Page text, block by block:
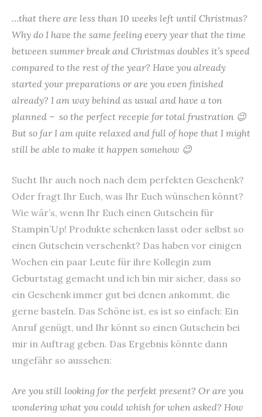
…that there are less than 10 weeks left until Christmas?
Why do I have the same feeling every year that the time
between summer break and Christmas doubles it’s speed
compared to the rest of the year? Have you already
started your preparations or are you even finished
already? I am way behind as usual and have a ton
planned – so the perfect recepie for total frustration 😉
But so far I am quite relaxed and full of hope that I might
still be able to make it happen somehow 😉
Sucht Ihr auch noch nach dem perfekten Geschenk?
Oder fragt Ihr Euch, was Ihr Euch wünschen könnt?
Wie wär’s, wenn Ihr Euch einen Gutschein für
Stampin’Up! Produkte schenken lasst oder selbst so
einen Gutschein verschenkt? Das haben vor einigen
Wochen ein paar Leute für ihre Kollegin zum
Geburtstag gemacht und ich bin mir sicher, dass so
ein Geschenk immer gut bei denen ankommt, die
gerne basteln. Das Schöne ist, es ist so einfach: Ein
Anruf genügt, und Ihr könnt so einen Gutschein bei
mir in Auftrag geben. Das Ergebnis könnte dann
ungefähr so aussehen:
Are you still looking for the perfekt present? Or are you
wondering what you could whish for when asked? How